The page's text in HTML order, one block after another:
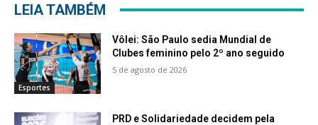
LEIA TAMBÉM
Esportes
Vôlei: São Paulo sedia Mundial de
Clubes feminino pelo 2º ano seguido
5 de agosto de 2026
PRD e Solidariedade decidem pela